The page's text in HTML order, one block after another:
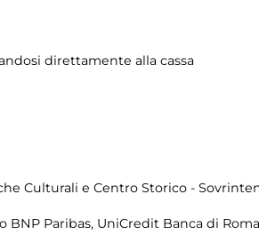
direttamente alla cassa
Culturali e Centro Storico -
BNP Paribas, UniCredit Banca di